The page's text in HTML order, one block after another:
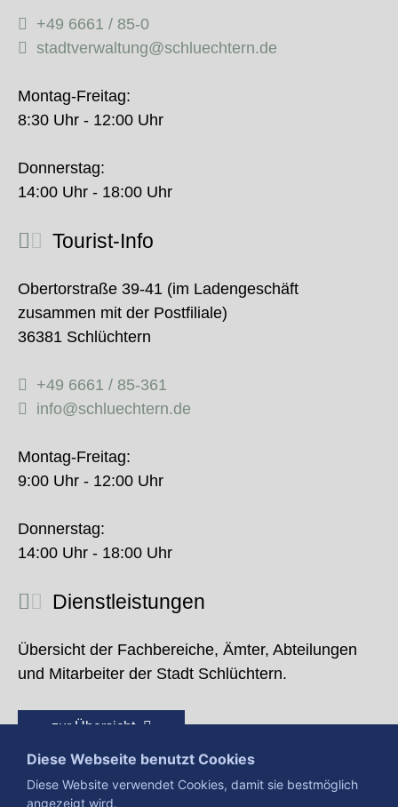
+49 6661 / 85-0
stadtverwaltung@schluechtern.de
Montag-Freitag:
8:30 Uhr - 12:00 Uhr
Donnerstag:
14:00 Uhr - 18:00 Uhr
Tourist-Info
Obertorstraße 39-41 (im Ladengeschäft
zusammen mit der Postfiliale)
36381 Schlüchtern
+49 6661 / 85-361
info@schluechtern.de
Montag-Freitag:
9:00 Uhr - 12:00 Uhr
Donnerstag:
14:00 Uhr - 18:00 Uhr
Dienstleistungen
Übersicht der Fachbereiche, Ämter, Abteilungen
und Mitarbeiter der Stadt Schlüchtern.
zur Übersicht
Diese Webseite benutzt Cookies
Diese Website verwendet Cookies, damit sie bestmöglich
angezeigt wird.